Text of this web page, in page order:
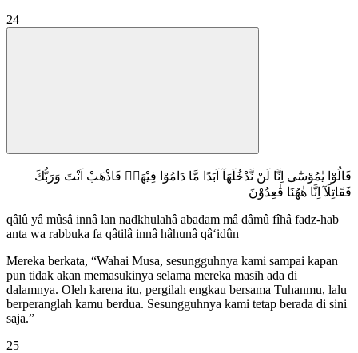
24
قَالُوْا يٰمُوْسٰٓى اِنَّا لَنْ نَّدْخُلَهَآ اَبَدًا مَّا دَامُوْا فِيْهَاۖ فَاذْهَبْ اَنْتَ وَرَبُّكَ
فَقَاتِلَآ اِنَّا هٰهُنَا قٰعِدُوْنَ
qâlû yâ mûsâ innâ lan nadkhulahâ abadam mâ dâmû fîhâ fadz-hab
anta wa rabbuka fa qâtilâ innâ hâhunâ qâ‘idûn
Mereka berkata, “Wahai Musa, sesungguhnya kami sampai kapan
pun tidak akan memasukinya selama mereka masih ada di
dalamnya. Oleh karena itu, pergilah engkau bersama Tuhanmu, lalu
berperanglah kamu berdua. Sesungguhnya kami tetap berada di sini
saja.”
25